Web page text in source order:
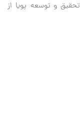
تحقیق و توسعه پویا از